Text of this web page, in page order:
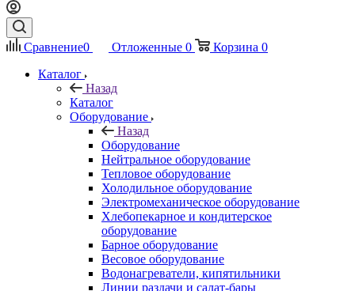
Сравнение0 Отложенные 0 Корзина 0
Каталог
Назад
Каталог
Оборудование
Назад
Оборудование
Нейтральное оборудование
Тепловое оборудование
Холодильное оборудование
Электромеханическое оборудование
Хлебопекарное и кондитерское
оборудование
Барное оборудование
Весовое оборудование
Водонагреватели, кипятильники
Линии раздачи и салат-бары